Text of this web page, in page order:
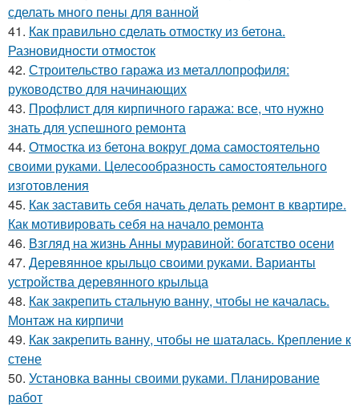
сделать много пены для ванной
41. Как правильно сделать отмостку из бетона.
Разновидности отмосток
42. Строительство гаража из металлопрофиля:
руководство для начинающих
43. Профлист для кирпичного гаража: все, что нужно
знать для успешного ремонта
44. Отмостка из бетона вокруг дома самостоятельно
своими руками. Целесообразность самостоятельного
изготовления
45. Как заставить себя начать делать ремонт в квартире.
Как мотивировать себя на начало ремонта
46. Взгляд на жизнь Анны муравиной: богатство осени
47. Деревянное крыльцо своими руками. Варианты
устройства деревянного крыльца
48. Как закрепить стальную ванну, чтобы не качалась.
Монтаж на кирпичи
49. Как закрепить ванну, чтобы не шаталась. Крепление к
стене
50. Установка ванны своими руками. Планирование
работ